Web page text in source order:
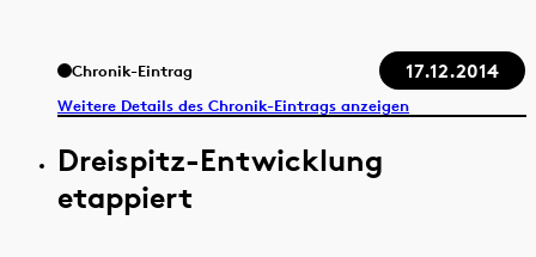
Chronik-Eintrag 17.12.2014
Weitere Details des Chronik-Eintrags anzeigen
Dreispitz-Entwicklung
etappiert